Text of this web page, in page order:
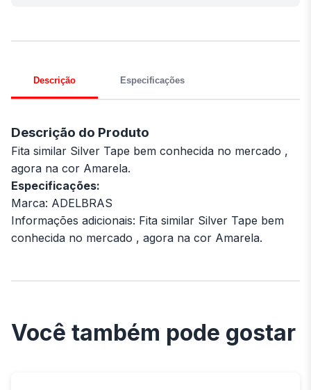
Descrição Especificações
Descrição do Produto
Fita similar Silver Tape bem conhecida no mercado ,
agora na cor Amarela.
Especificações:
Marca: ADELBRAS
Informações adicionais: Fita similar Silver Tape bem
conhecida no mercado , agora na cor Amarela.
Você também pode gostar